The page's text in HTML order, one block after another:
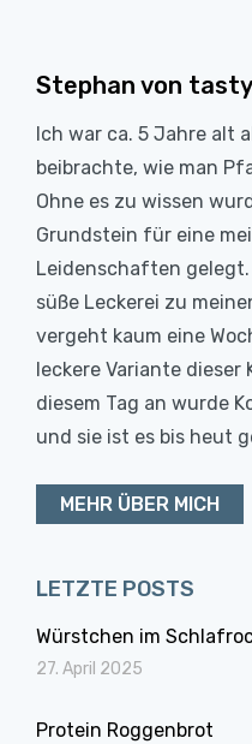
Stephan von
Ich war ca. 5 Jahre alt
beibrachte, wie man
Ohne es zu wissen
Grundstein für eine
Leidenschaften
süße Leckerei zu
vergeht kaum eine
leckere Variante
diesem Tag an wurde
und sie ist es bis heut
MEHR ÜBER MICH
LETZTE POSTS
Würstchen im
27. April 2025
Protein Roggenbrot